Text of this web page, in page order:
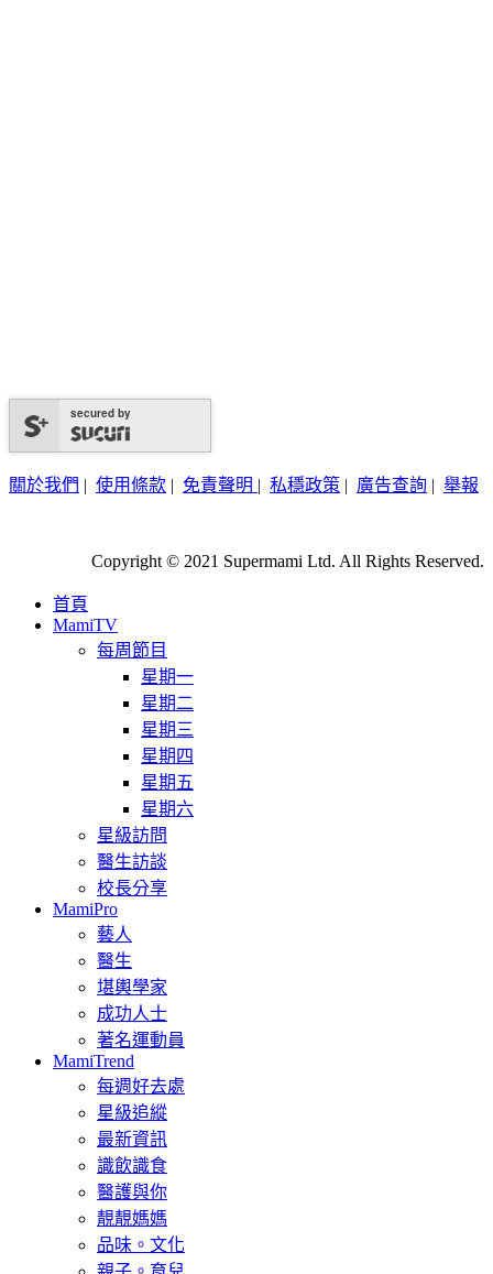
secured by
關於我們 | 使用條款 | 免責聲明 | 私穩政策 | 廣告查詢 | 舉報
Copyright © 2021 Supermami Ltd. All Rights Reserved.
首頁
MamiTV
每周節目
星期一
星期二
星期三
星期四
星期五
星期六
星級訪問
醫生訪談
校長分享
MamiPro
藝人
醫生
堪輿學家
成功人士
著名運動員
MamiTrend
每週好去處
星級追縱
最新資訊
識飲識食
醫護與你
靚靚媽媽
品味。文化